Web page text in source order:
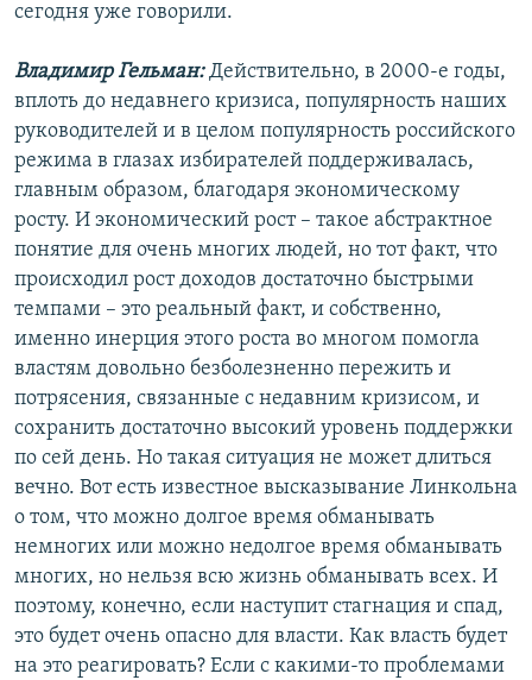
сегодня уже говорили.
Владимир Гельман:Действительно, в 2000-е годы,
вплоть до недавнего кризиса, популярность наших
руководителей и в целом популярность российского
режима в глазах избирателей поддерживалась,
главным образом, благодаря экономическому
росту. И экономический рост – такое абстрактное
понятие для очень многих людей, но тот факт, что
происходил рост доходов достаточно быстрыми
темпами – это реальный факт, и собственно,
именно инерция этого роста во многом помогла
властям довольно безболезненно пережить и
потрясения, связанные с недавним кризисом, и
сохранить достаточно высокий уровень поддержки
по сей день. Но такая ситуация не может длиться
вечно. Вот есть известное высказывание Линкольна
о том, что можно долгое время обманывать
немногих или можно недолгое время обманывать
многих, но нельзя всю жизнь обманывать всех. И
поэтому, конечно, если наступит стагнация и спад,
это будет очень опасно для власти. Как власть будет
на это реагировать? Если с какими-то проблемами